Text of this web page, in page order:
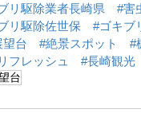
リ駆除業者長崎県 #害
リ駆除佐世保 #ゴキブ
望台 #絶景スポット #
フレッシュ #長崎観光
台